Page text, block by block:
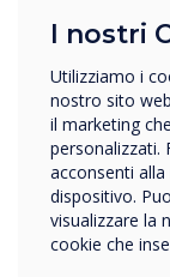
I nostri
Utilizziamo i
nostro sito
il marketing
personalizzati.
acconsenti
dispositivo.
visualizzare la
cookie che
In quale
Impresa
Altro
Nome della
Vorremmo